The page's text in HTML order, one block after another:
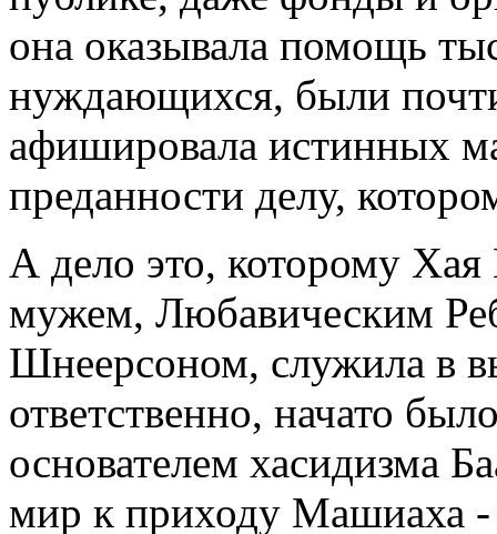
она оказывала помощь
нуждающихся, были
афишировала истинных
преданности делу,
А дело это, которому
мужем, Любавическим
Шнеерсоном, служила в
ответственно, начато
основателем хасидизма
мир к приходу Машиаха -